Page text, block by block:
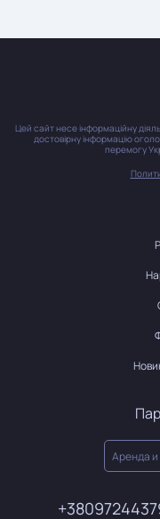
Цей сайт несе інформаційну
достовірну інформацію
перемогу
Аренда